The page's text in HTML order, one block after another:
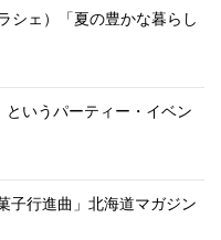
ェ）「夏の豊かな暮らし
いうパーティー・イベン
子行進曲」北海道マガジン